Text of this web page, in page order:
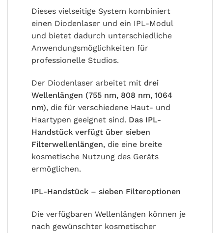
Dieses vielseitige System kombiniert
einen Diodenlaser und ein IPL-Modul
und bietet dadurch unterschiedliche
Anwendungsmöglichkeiten für
professionelle Studios.
Der Diodenlaser arbeitet mit drei
Wellenlängen (755 nm, 808 nm, 1064
nm), die für verschiedene Haut- und
Haartypen geeignet sind. Das IPL-
Handstück verfügt über sieben
Filterwellenlängen, die eine breite
kosmetische Nutzung des Geräts
ermöglichen.
IPL-Handstück – sieben Filteroptionen
Die verfügbaren Wellenlängen können je
nach gewünschter kosmetischer